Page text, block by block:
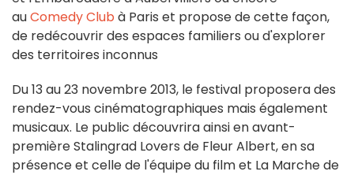
auComedy Club à Paris et propose de cette façon,
de redécouvrir des espaces familiers ou d'explorer
des territoires inconnus
Du 13 au 23 novembre 2013, le festival proposera des
rendez-vous cinématographiques mais également
musicaux. Le public découvrira ainsi en avant-
première Stalingrad Lovers de Fleur Albert, en sa
présence et celle de l'équipe du film et La Marche de